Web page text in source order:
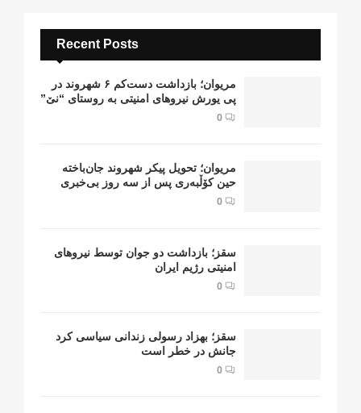
Recent Posts
مریوان؛ بازداشت دست‌کم ۶ شهروند در
پی یورش نیروهای امنیتی به روستای “نێ”
0
مریوان؛ تحویل پیکر شهروند جان‌باخته
حین کۆڵبەری پس از سە روز بی‌خبری
0
سقز؛ بازداشت دو جوان توسط نیروهای
امنیتی رژیم ایران
0
سقز؛ بهزاد رسولی زندانی سیاسی کرد
جانش در خطر است
0